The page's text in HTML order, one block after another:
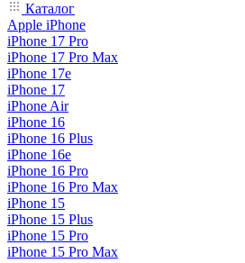
Каталог
Apple iPhone
iPhone 17 Pro
iPhone 17 Pro Max
iPhone 17e
iPhone 17
iPhone Air
iPhone 16
iPhone 16 Plus
iPhone 16e
iPhone 16 Pro
iPhone 16 Pro Max
iPhone 15
iPhone 15 Plus
iPhone 15 Pro
iPhone 15 Pro Max